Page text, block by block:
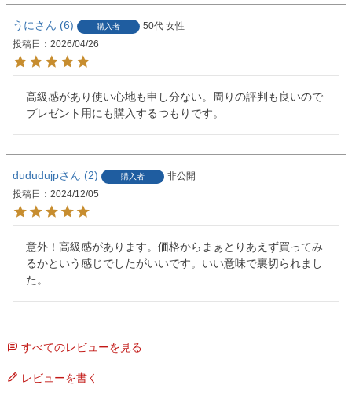
うに 6 購入者 50代 女性
投稿日
2026/04/26
高級感があり使い心地も申し分ない。周りの評判も良いので
プレゼント用にも購入するつもりです。
dududujp 2 購入者
非公開
投稿日
2024/12/05
意外！高級感があります。価格からまぁとりあえず買ってみ
るかという感じでしたがいいです。いい意味で裏切られまし
た。
すべてのレビューを見る
レビューを書く